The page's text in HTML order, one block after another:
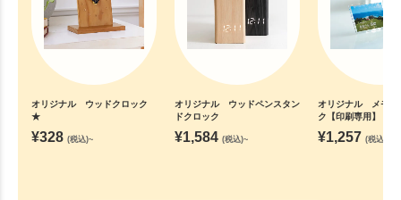
オリジナル ウッドクロック
★
¥328 (税込)~
オリジナル ウッドペンスタン
ドクロック
¥1,584 (税込)~
オリジナル メモリ
ク【印刷専用】
¥1,257 (税込)~